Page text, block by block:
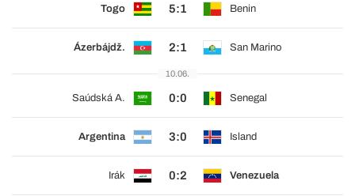
Togo 5:1 Benin
Ázerbájdž. 2:1 San Marino
10.06.
Saúdská A. 0:0 Senegal
Argentina 3:0 Island
Irák 0:2 Venezuela